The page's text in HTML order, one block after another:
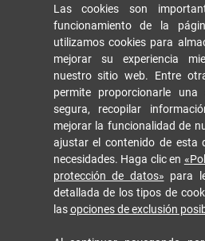
Las cookies son
funcionamiento de la
utilizamos cookies para
mejorar su experiencia
nuestro sitio web. Entre
permite proporcionarle
segura, recopilar
mejorar la funcionalidad de
ajustar el contenido de esta
necesidades. Haga clic en
protección de datos» para
detallada de los tipos de
lasopciones de exclusión